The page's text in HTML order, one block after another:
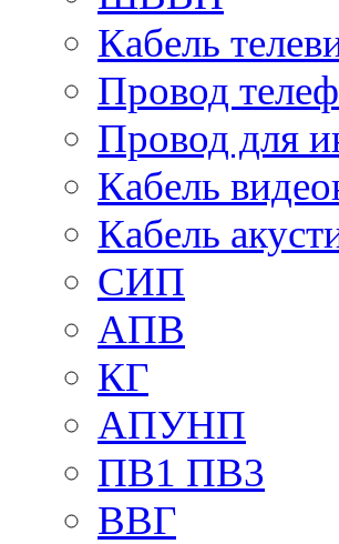
Кабель
Провод
Провод для
Кабель
Кабель
СИП
АПВ
КГ
АПУНП
ПВ1 ПВ3
ВВГ